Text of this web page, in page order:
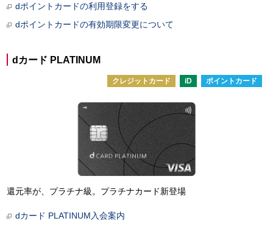
dポイントカードの利用登録をする
dポイントカードの有効期限変更について
dカード PLATINUM
クレジットカード iD ポイントカード
還元率が、プラチナ級。プラチナカード新登場
dカード PLATINUM入会案内